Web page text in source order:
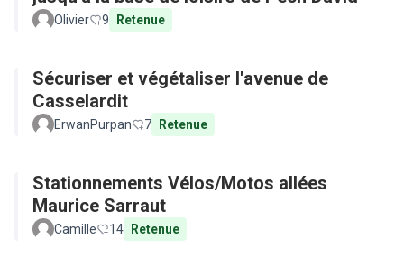
Olivier 9 Retenue
Sécuriser et végétaliser l'avenue de
Casselardit
ErwanPurpan 7 Retenue
Stationnements Vélos/Motos allées
Maurice Sarraut
Camille 14 Retenue